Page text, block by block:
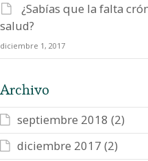
¿Sabías que la falta
salud?
diciembre 1, 2017
Archivo
septiembre 2018 (2)
diciembre 2017 (2)